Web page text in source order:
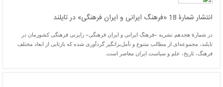
انتشار شمارۀ 18 «فرهنگ ایرانی و ایران فرهنگی» در تایلند
در شمارۀ هجدهم نشریه «فرهنگ ایرانی و ایران فرهنگی» رایزنی فرهنگی کشورمان در
تایلند، مجموعه‌ای از مطالب متنوع و تأمل‌برانگیز گردآوری شده که بازتابی از ابعاد مختلف
فرهنگ، تاریخ، علم و سیاست ایران معاصر است.